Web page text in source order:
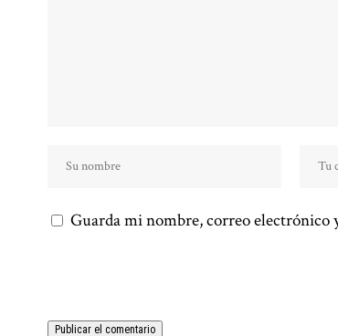
Guarda mi nombre, correo electrónico